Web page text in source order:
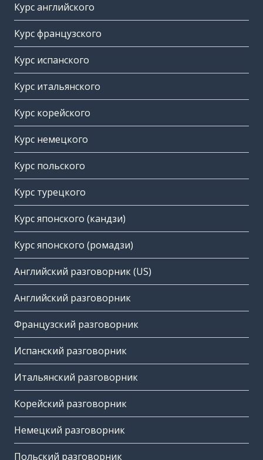
Курс английского
Курс французского
Курс испанского
Курс итальянского
Курс корейского
Курс немецкого
Курс польского
Курс турецкого
Курс японского (кандзи)
Курс японского (ромадзи)
Английский разговорник (US)
Английский разговорник
Французский разговорник
Испанский разговорник
Итальянский разговорник
Корейский разговорник
Немецкий разговорник
Польский разговорник